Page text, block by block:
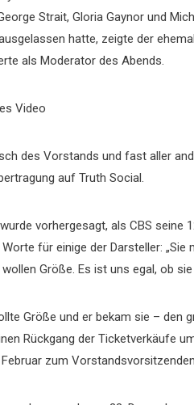
Strait, Gloria Gaynor und
hatte, zeigte der
als Moderator des Abends.
Video
des Vorstands und fast aller
auf Truth Social.
vorhergesagt, als CBS
für einige der Darsteller:
Größe. Es ist uns egal, ob
Größe und er bekam sie – den
Rückgang der Ticketverkäufe
zum